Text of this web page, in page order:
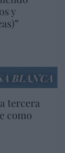
y
BLANCA
tercera
como